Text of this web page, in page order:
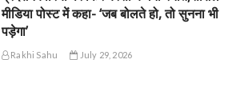
मीडिया पोस्ट में कहा- ‘जब बोलते हो, तो सुनना भी
पड़ेगा’
Rakhi Sahu July 29, 2026